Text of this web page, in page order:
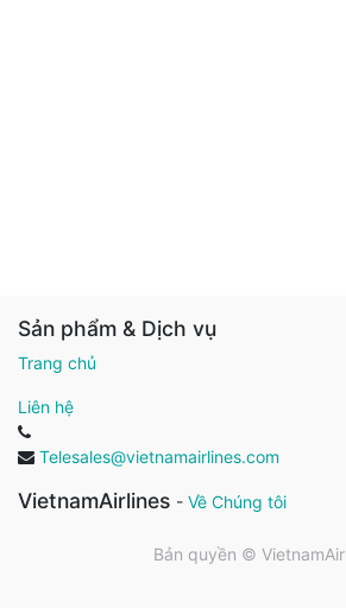
Sản phẩm & Dịch vụ
Trang chủ
Liên hệ
Telesales@vietnamairlines.com
VietnamAirlines - Về Chúng tôi
Bản quyền ©